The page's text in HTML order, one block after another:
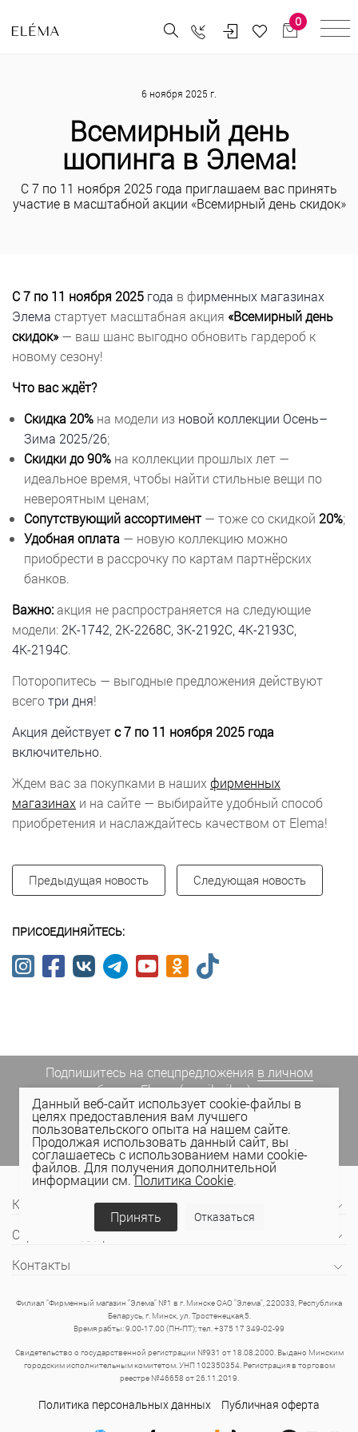
0
6 ноября 2025 г.
Всемирный день
шопинга в Элема!
С 7 по 11 ноября 2025 года приглашаем вас принять
участие в масштабной акции «Всемирный день скидок»
С 7 по 11 ноября 2025 года в фирменных магазинах
Элема стартует масштабная акция «Всемирный день
скидок»— ваш шанс выгодно обновить гардероб к
новому сезону!
Что вас ждёт?
Скидка 20% на модели из новой коллекции Осень–
Зима 2025/26;
Скидки до 90% на коллекции прошлых лет —
идеальное время, чтобы найти стильные вещи по
невероятным ценам;
Сопутствующий ассортимент — тоже со скидкой 20%;
Удобная оплата — новую коллекцию можно
приобрести в рассрочку по картам партнёрских
банков.
Важно: акция не распространяется на следующие
модели: 2К-1742, 2К-2268С, 3К-2192С, 4К-2193С,
4К-2194С.
Поторопитесь — выгодные предложения действуют
всеготри дня!
Акция действуетс 7 по 11 ноября 2025 года
включительно.
Ждем вас за покупками в наших фирменных
магазинах и на сайте — выбирайте удобный способ
приобретения и наслаждайтесь качеством от Elema!
Предыдущая новость Следующая новость
ПРИСОЕДИНЯЙТЕСЬ:
Подпишитесь на спецпредложения в личном
кабинете Elema(email, viber) или
присоединяйтесь к нам в социальных сетях.
Компания
Сервис и поддержка
Контакты
Филиал "Фирменный магазин "Элема" №1 в г. Минске ОАО "Элема", 220033, Республика
Беларусь, г. Минск, ул. Тростенецкая,5.
Время рабты: 9.00-17.00 (ПН-ПТ); тел. +375 17 349-02-99
Свидетельство о государственной регистрации №931 от 18.08.2000. Выдано Минским
городским исполнительным комитетом. УНП 102350354. Регистрация в торговом
реестре №46658 от 26.11.2019.
Политика персональных данных Публичная оферта
Данный веб-сайт использует cookie-файлы в
целях предоставления вам лучшего
пользовательского опыта на нашем сайте.
Продолжая использовать данный сайт, вы
соглашаетесь с использованием нами cookie-
файлов. Для получения дополнительной
информации см.Политика Cookie.
Принять Отказаться